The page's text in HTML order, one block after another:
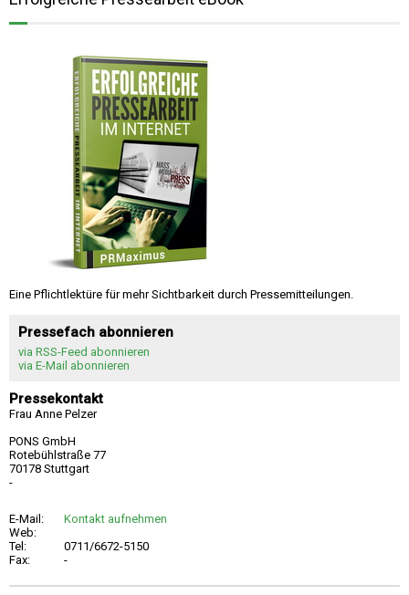
Eine Pflichtlektüre für mehr Sichtbarkeit durch Pressemitteilungen.
Pressefach abonnieren
via RSS-Feed abonnieren
via E-Mail abonnieren
Pressekontakt
Frau Anne Pelzer
PONS GmbH
Rotebühlstraße 77
70178 Stuttgart
-
E-Mail:
Kontakt aufnehmen
Web:
Tel:
0711/6672-5150
Fax:
-